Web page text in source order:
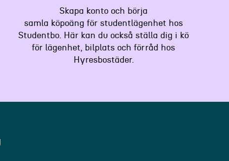
Skapa konto och börja
samla köpoäng för studentlägenhet hos
Studentbo. Här kan du också ställa dig i kö
för lägenhet, bilplats och förråd hos
Hyresbostäder.